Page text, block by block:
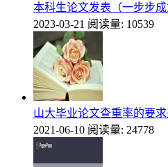
本科生论文发表（一步步成
2023-03-21 阅读量: 10539
山大毕业论文查重率的要
2021-06-10 阅读量: 24778